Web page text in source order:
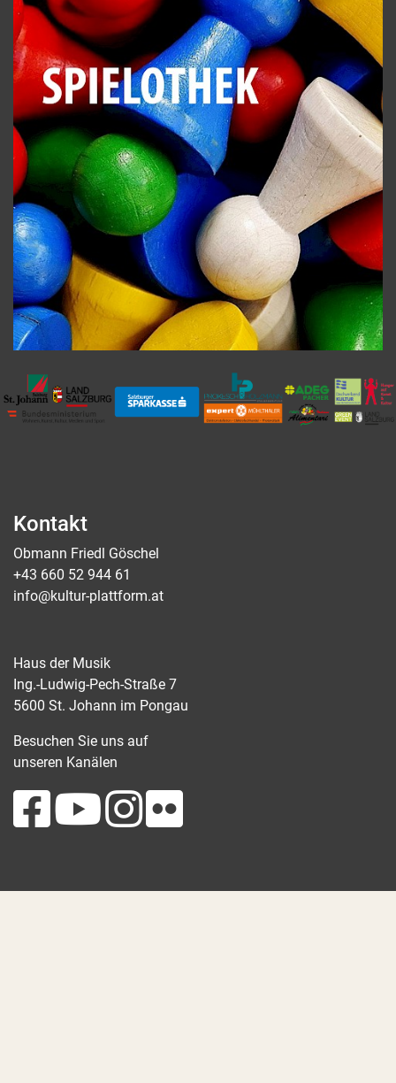
Kontakt
Obmann Friedl Göschel
+43 660 52 944 61
info@kultur-plattform.at
Haus der Musik
Ing.-Ludwig-Pech-Straße 7
5600 St. Johann im Pongau
Besuchen Sie uns auf
unseren Kanälen